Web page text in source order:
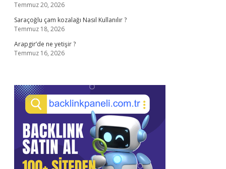
Temmuz 20, 2026
Saraçoğlu çam kozalağı Nasıl Kullanılır ?
Temmuz 18, 2026
Arapgir’de ne yetişir ?
Temmuz 16, 2026